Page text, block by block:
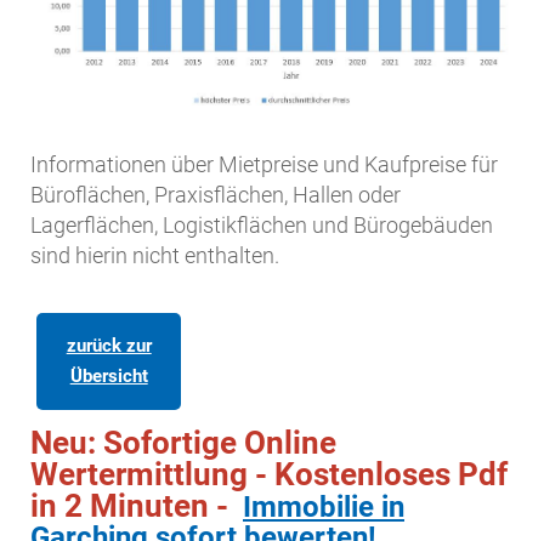
Informationen über Mietpreise und Kaufpreise für
Büroflächen, Praxisflächen, Hallen oder
Lagerflächen, Logistikflächen und Bürogebäuden
sind hierin nicht enthalten.
zurück zur
Übersicht
Neu: Sofortige Online
Wertermittlung - Kostenloses Pdf
in 2 Minuten - Immobilie in